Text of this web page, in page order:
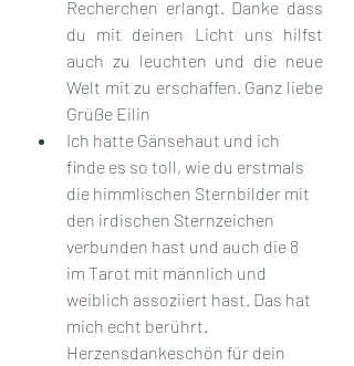
Recherchen erlangt. Danke dass
du mit deinen Licht uns hilfst
auch zu leuchten und die neue
Welt mit zu erschaffen. Ganz liebe
Grüße Eilin
Ich hatte Gänsehaut und ich
finde es so toll, wie du erstmals
die himmlischen Sternbilder mit
den irdischen Sternzeichen
verbunden hast und auch die 8
im Tarot mit männlich und
weiblich assoziiert hast. Das hat
mich echt berührt.
Herzensdankeschön für dein